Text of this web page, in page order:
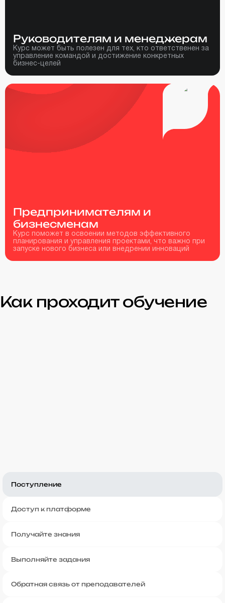
Руководителям и менеджерам
Курс может быть полезен для тех, кто ответственен за
управление командой и достижение конкретных
бизнес-целей
Предпринимателям и
бизнесменам
Курс поможет в освоении методов эффективного
планирования и управления проектами, что важно при
запуске нового бизнеса или внедрении инноваций
Как проходит обучение
Поступление
Доступ к платформе
Получайте знания
Выполняйте задания
Обратная связь от преподавателей